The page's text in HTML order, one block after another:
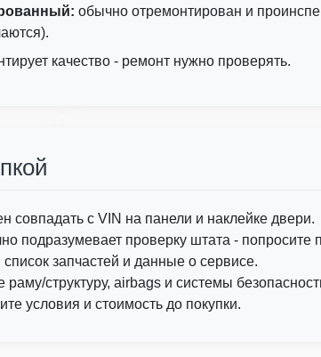
IAAI
обычно отремонтирован и
качество - ремонт нужно проверять.
совпадать с VIN на панели и наклейке двери.
подразумевает проверку штата - попросите
список запчастей и данные о сервисе.
раму/структуру, airbags и системы
условия и стоимость до покупки.